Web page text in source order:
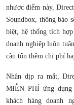
nhược điểm này,
Soundbox, thông báo
biệt, hệ thống tích
doanh nghiệp luôn
cần tốn thêm chi phí
Nhân dịp ra mắt,
MIỄN PHÍ ứng
khách hàng doanh